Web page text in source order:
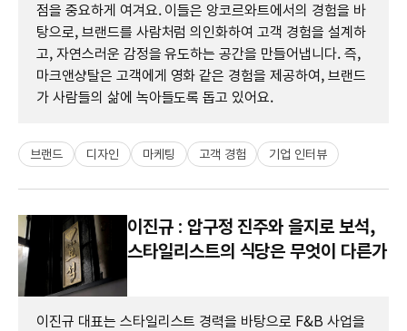
점을 중요하게 여겨요. 이들은 앙코르와트에서의 경험을 바
탕으로, 브랜드를 사람처럼 의인화하여 고객 경험을 설계하
고, 자연스러운 감정을 유도하는 공간을 만들어냅니다. 즉,
마크앤샹탈은 고객에게 영화 같은 경험을 제공하여, 브랜드
가 사람들의 삶에 녹아들도록 돕고 있어요.
브랜드 디자인 마케팅 고객 경험 기업 인터뷰
이진규 : 압구정 진주와 을지로 보석,
스타일리스트의 식당은 무엇이 다른가
이진규 대표는 스타일리스트 경력을 바탕으로 F&B 사업을